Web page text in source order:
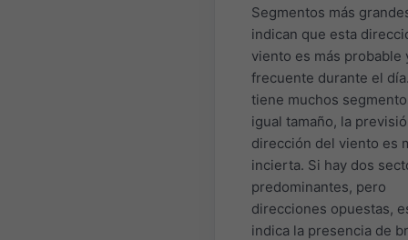
Segmentos más
indican que esta
viento es más probable
frecuente durante el
tiene muchos
igual tamaño, la
dirección del viento es
incierta. Si hay dos
predominantes, pero
direcciones opuestas,
indica la presencia de